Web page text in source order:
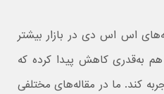
اس اس دی در بازار بیشتر
به‌قدری کاهش پیدا کرده که
کند. ما در مقاله‌های مختلفی